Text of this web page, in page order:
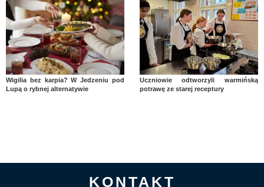
Wigilia bez karpia? W Jedzeniu pod
Lupą o rybnej alternatywie
Uczniowie odtworzyli warmińską
potrawę ze starej receptury
KONTAKT